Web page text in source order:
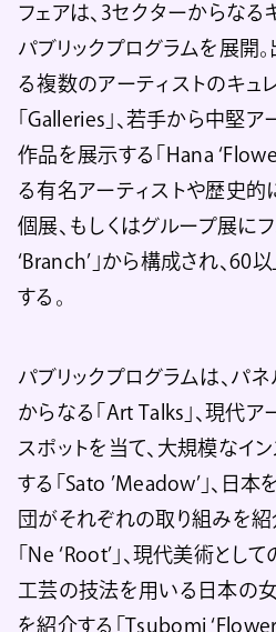
フェアは、3セクターからな
パブリックプログラムを展開
る複数のアーティストのキュ
「Galleries」、若手から中堅
作品を展示する「Hana
る有名アーティストや歴史的
個展、もしくはグループ展に
‘Branch’」から構成され、60
する。
パブリックプログラムは、パ
からなる「Art Talks」、現代
スポットを当て、大規模なイ
する「Sato ’Meadow’」、日
団がそれぞれの取り組みを
「Ne ‘Root’」、現代美術と
工芸の技法を用いる日本の
を紹介する「Tsubomi ‘Flower